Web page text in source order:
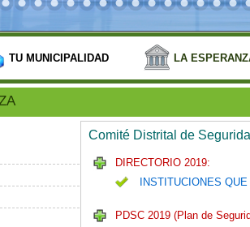
TU MUNICIPALIDAD LA
Comité Distrital de
DIRECTORIO 2019:
INSTITUCIONES
PDSC 2019 (Plan de